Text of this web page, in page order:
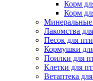
Корм
Корм
Минеральные
Лакомства
Песок для
Кормушки
Поилки для
Клетки для
Ветаптека